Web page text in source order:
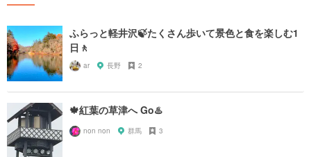
ふらっと軽井沢🍃たくさん歩いて景色と食を楽しむ1
日🚶
ar 長野 2
🍁紅葉の草津へ Go♨️
non non 群馬 3